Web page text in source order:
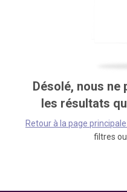
Désolé, nous ne
les résultats
Retour à la page
filtres